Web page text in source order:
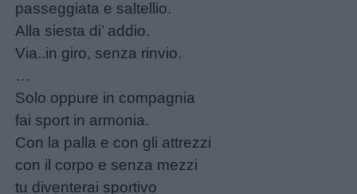
passeggiata e saltellio.
Alla siesta di’ addio.
Via..in giro, senza rinvio.
…
Solo oppure in compagnia
fai sport in armonia.
Con la palla e con gli attrezzi
con il corpo e senza mezzi
tu diventerai sportivo